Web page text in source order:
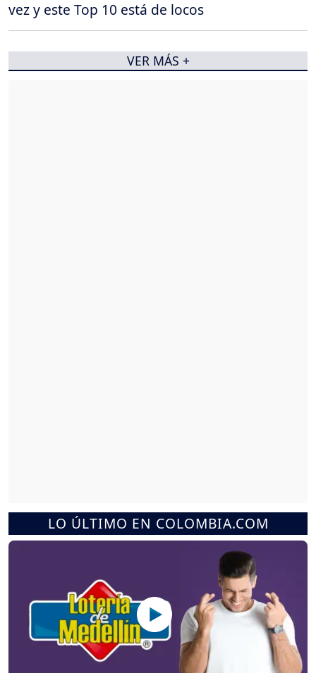
LO ÚLTIMO EN COLOMBIA.COM
vez y este Top 10 está de locos
VER MÁS +